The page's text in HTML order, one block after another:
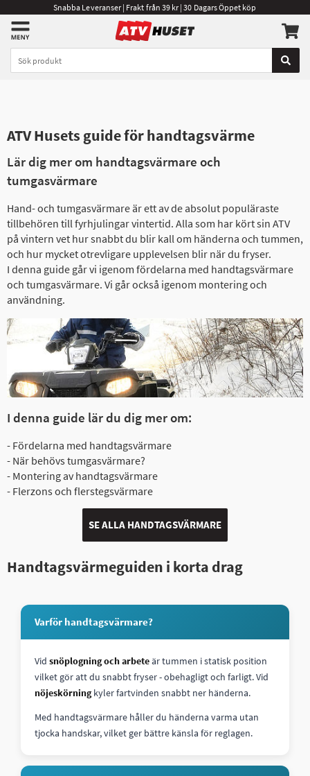
Snabba Leveranser | Frakt från 39 kr | 30 Dagars Öppet köp
ATV Husets guide för handtagsvärme
Lär dig mer om handtagsvärmare och
tumgasvärmare
Hand- och tumgasvärmare är ett av de absolut populäraste
tillbehören till fyrhjulingar vintertid. Alla som har kört sin ATV
på vintern vet hur snabbt du blir kall om händerna och tummen,
och hur mycket otrevligare upplevelsen blir när du fryser.
I denna guide går vi igenom fördelarna med handtagsvärmare
och tumgasvärmare. Vi går också igenom montering och
användning.
I denna guide lär du dig mer om:
- Fördelarna med handtagsvärmare
- När behövs tumgasvärmare?
- Montering av handtagsvärmare
- Flerzons och flerstegsvärmare
SE ALLA HANDTAGSVÄRMARE
Handtagsvärmeguiden i korta drag
Varför handtagsvärmare?
Vid snöplogning och arbeteär tummen i statisk position
vilket gör att du snabbt fryser - obehagligt och farligt. Vid
nöjeskörningkyler fartvinden snabbt ner händerna.
Med handtagsvärmare håller du händerna varma utan
tjocka handskar, vilket ger bättre känsla för reglagen.